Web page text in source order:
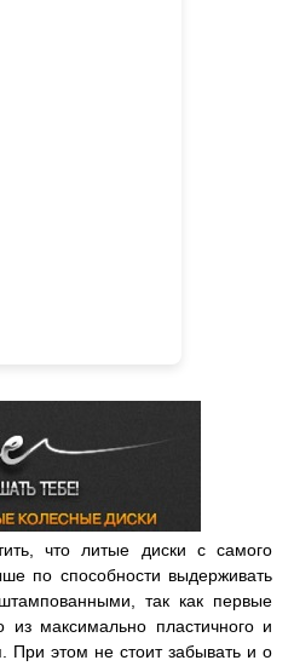
что литые диски с самого
по способности выдерживать
так как первые
из максимально пластичного и
При этом не стоит забывать и о